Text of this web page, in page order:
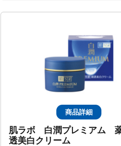
商品詳細
肌ラボ 白潤プレミアム
透美白クリーム